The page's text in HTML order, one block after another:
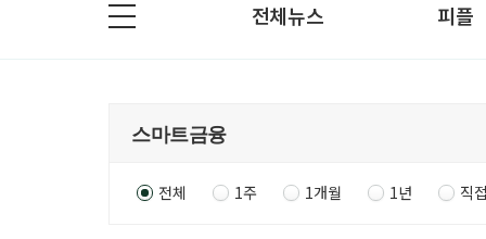
전체뉴스 피플
전체 1주 1개월 1년 직